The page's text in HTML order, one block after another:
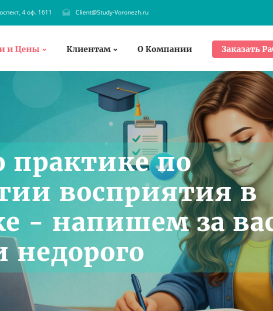
4 оф. 1611 Client@Study-Voronezh.ru
и Цены Клиентам О Компании Заказать
практике по
восприятия в
- напишем за
недорого